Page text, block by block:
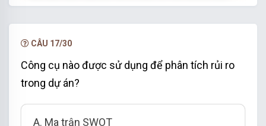
hạn.
CÂU 17/30
Công cụ nào được sử dụng để phân tích rủi ro
trong dự án?
A. Ma trận SWOT